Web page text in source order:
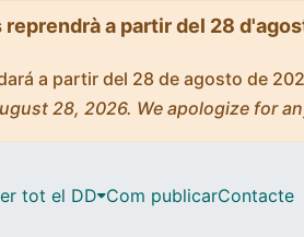
a partir del 28
a partir del 28 de agosto de
28, 2026. We apologize for
tot el DD Com publicarContacte